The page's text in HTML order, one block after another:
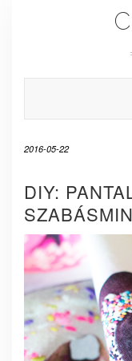
2016-05-22
DIY: